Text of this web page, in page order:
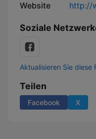
Website http://
Soziale
Aktualisieren Sie diese
Teilen
Facebook X